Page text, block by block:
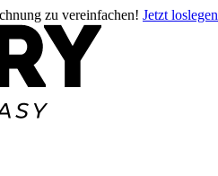
zu vereinfachen! Jetzt loslegen